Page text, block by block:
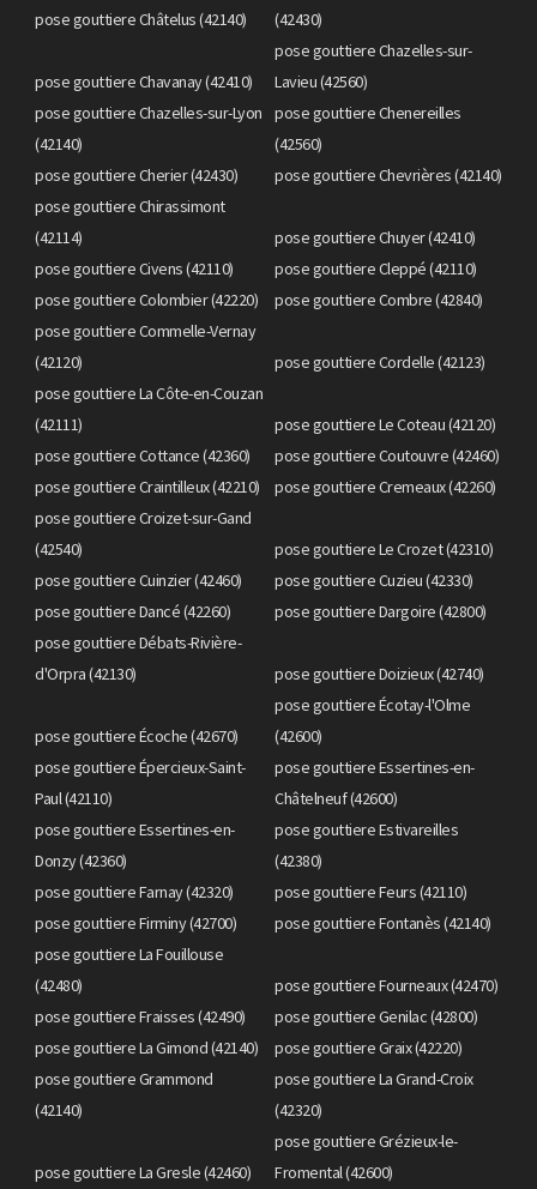
pose gouttiere Châtelus (42140)
(42430)
pose gouttiere Chavanay (42410)
pose gouttiere Chazelles-sur-
Lavieu (42560)
pose gouttiere Chazelles-sur-Lyon
(42140)
pose gouttiere Chenereilles
(42560)
pose gouttiere Cherier (42430)
pose gouttiere Chevrières (42140)
pose gouttiere Chirassimont
(42114)
pose gouttiere Chuyer (42410)
pose gouttiere Civens (42110)
pose gouttiere Cleppé (42110)
pose gouttiere Colombier (42220)
pose gouttiere Combre (42840)
pose gouttiere Commelle-Vernay
(42120)
pose gouttiere Cordelle (42123)
pose gouttiere La Côte-en-Couzan
(42111)
pose gouttiere Le Coteau (42120)
pose gouttiere Cottance (42360)
pose gouttiere Coutouvre (42460)
pose gouttiere Craintilleux (42210)
pose gouttiere Cremeaux (42260)
pose gouttiere Croizet-sur-Gand
(42540)
pose gouttiere Le Crozet (42310)
pose gouttiere Cuinzier (42460)
pose gouttiere Cuzieu (42330)
pose gouttiere Dancé (42260)
pose gouttiere Dargoire (42800)
pose gouttiere Débats-Rivière-
d'Orpra (42130)
pose gouttiere Doizieux (42740)
pose gouttiere Écoche (42670)
pose gouttiere Écotay-l'Olme
(42600)
pose gouttiere Épercieux-Saint-
Paul (42110)
pose gouttiere Essertines-en-
Châtelneuf (42600)
pose gouttiere Essertines-en-
Donzy (42360)
pose gouttiere Estivareilles
(42380)
pose gouttiere Farnay (42320)
pose gouttiere Feurs (42110)
pose gouttiere Firminy (42700)
pose gouttiere Fontanès (42140)
pose gouttiere La Fouillouse
(42480)
pose gouttiere Fourneaux (42470)
pose gouttiere Fraisses (42490)
pose gouttiere Genilac (42800)
pose gouttiere La Gimond (42140)
pose gouttiere Graix (42220)
pose gouttiere Grammond
(42140)
pose gouttiere La Grand-Croix
(42320)
pose gouttiere La Gresle (42460)
pose gouttiere Grézieux-le-
Fromental (42600)